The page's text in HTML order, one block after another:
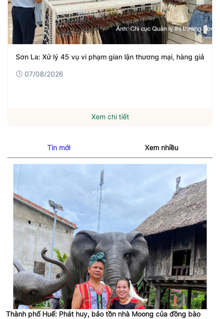
Sơn La: Xử lý 45 vụ vi phạm gian lận thương mại, hàng giả
07/08/2026
Xem chi tiết
Tin mới Xem nhiều
Thành phố Huế: Phát huy, bảo tồn nhà Moong của đồng bào